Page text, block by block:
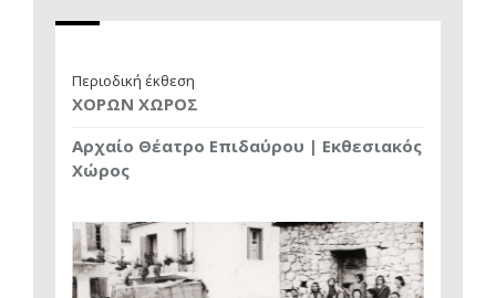
Περιοδική έκθεση
ΧΟΡΩΝ ΧΩΡΟΣ
Αρχαίο Θέατρο Επιδαύρου | Εκθεσιακός
Χώρος